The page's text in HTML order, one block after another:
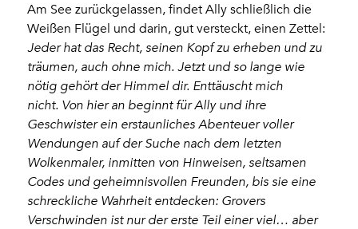
Am See zurückgelassen, findet Ally schließlich die
Weißen Flügel und darin, gut versteckt, einen Zettel:
Jeder hat das Recht, seinen Kopf zu erheben und zu
träumen, auch ohne mich. Jetzt und so lange wie
nötig gehört der Himmel dir. Enttäuscht mich
nicht. Von hier an beginnt für Ally und ihre
Geschwister ein erstaunliches Abenteuer voller
Wendungen auf der Suche nach dem letzten
Wolkenmaler, inmitten von Hinweisen, seltsamen
Codes und geheimnisvollen Freunden, bis sie eine
schreckliche Wahrheit entdecken: Grovers
Verschwinden ist nur der erste Teil einer viel… aber